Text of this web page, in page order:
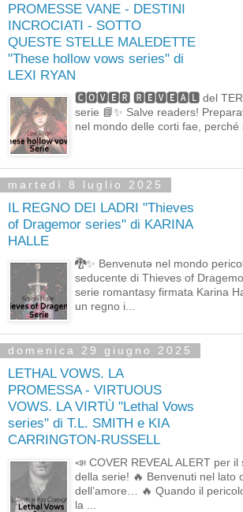
PROMESSE VANE - DESTINI
INCROCIATI - SOTTO
QUESTE STELLE MALEDETTE
"These hollow vows series" di
LEXI RYAN
🅲🅾🆅🅴🆁 🆁🅴🆅🅴🅰🅻 del
serie 📘✨ Salve readers!
nel mondo delle corti fae, perché
martedì 8 luglio 2025
IL REGNO DEI LADRI "Thieves
of Dragemor series" di KARINA
HALLE
🐉✨ Benvenutə nel mondo
seducente di Thieves of
serie romantasy firmata Karina
un regno i...
domenica 29 giugno 2025
LETHAL VOWS. LA
PROMESSA - VIRTUOUS
VOWS. LA VIRTÙ "Lethal Vows
series" di T.L. SMITH e KIA
CARRINGTON-RUSSELL
📣 COVER REVEAL ALERT per
della serie! 🔥 Benvenuti nel lato
dell’amore… 🔥 Quando il
la ...